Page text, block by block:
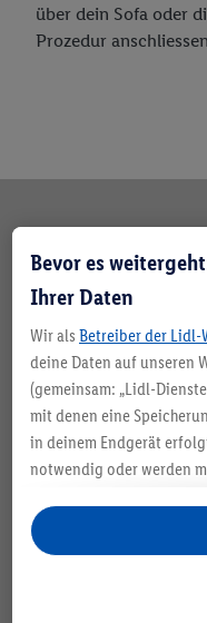
über dein Sofa oder
Prozedur
solltest du
Schmutz erledigt,
deine Polstermöbel
paar wichtige Tipps:
Bevor es
Ihrer Daten
Wir als Betreiber der Lidl-
deine Daten auf unseren
(gemeinsam: „Lidl-
mit denen eine
in deinem Endgerät
notwendig oder werden
personalisierte Werbung
Dienste verwendet.
Programms bist, werden